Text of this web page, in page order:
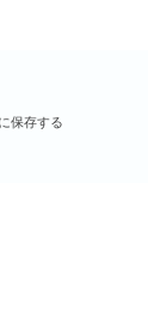
保存する